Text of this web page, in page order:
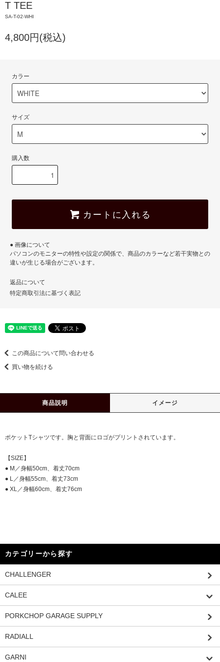
T TEE
SA-T-02-WHI
4,800円(税込)
カラー
サイズ
購入数
カートに入れる
● 画像について
パソコンのモニターの特性や設定の関係で、商品のカラーなど若干実物との
違いが生じる場合がございます。
返品について
特定商取引法に基づく表記
この商品について問い合わせる
買い物を続ける
商品説明 イメージ
ポケットTシャツです。胸と背面にロゴがプリントされています。
【SIZE】
● M／身幅50cm、着丈70cm
● L／身幅55cm、着丈73cm
● XL／身幅60cm、着丈76cm
カテゴリーから探す
CHALLENGER
CALEE
PORKCHOP GARAGE SUPPLY
RADIALL
GARNI